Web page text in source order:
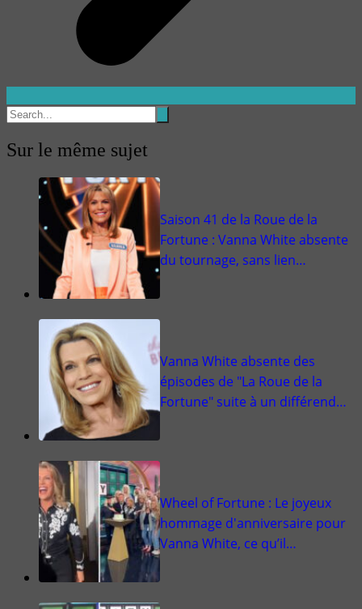
Sur le même sujet
Saison 41 de la Roue de la
Fortune : Vanna White absente
du tournage, sans lien…
Vanna White absente des
épisodes de "La Roue de la
Fortune" suite à un différend…
Wheel of Fortune : Le joyeux
hommage d'anniversaire pour
Vanna White, ce qu’il…